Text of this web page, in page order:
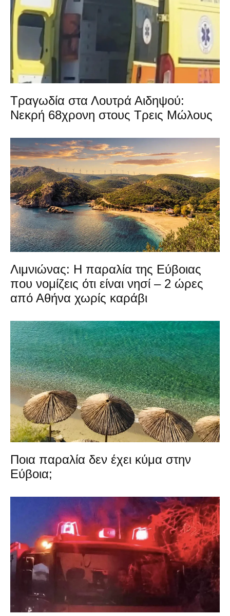
Τραγωδία στα Λουτρά Αιδηψού:
Νεκρή 68χρονη στους Τρεις Μώλους
Λιμνιώνας: Η παραλία της Εύβοιας
που νομίζεις ότι είναι νησί – 2 ώρες
από Αθήνα χωρίς καράβι
Ποια παραλία δεν έχει κύμα στην
Εύβοια;